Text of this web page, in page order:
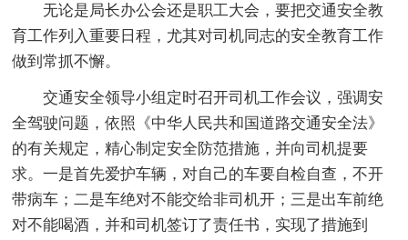
无论是局长办公会还是职工大会，要把交通安全教
育工作列入重要日程，尤其对司机同志的安全教育工作
做到常抓不懈。
交通安全领导小组定时召开司机工作会议，强调安
全驾驶问题，依照《中华人民共和国道路交通安全法》
的有关规定，精心制定安全防范措施，并向司机提要
求。一是首先爱护车辆，对自己的车要自检自查，不开
带病车；二是车绝对不能交给非司机开；三是出车前绝
对不能喝酒，并和司机签订了责任书，实现了措施到